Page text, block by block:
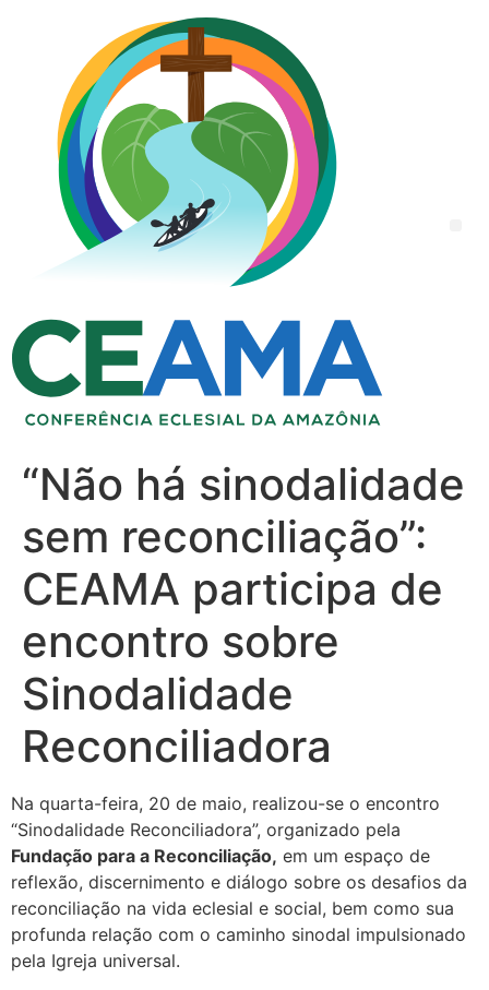
“Não há sinodalidade
sem reconciliação”:
CEAMA participa de
encontro sobre
Sinodalidade
Reconciliadora
Na quarta-feira, 20 de maio, realizou-se o encontro
“Sinodalidade Reconciliadora”, organizado pela
Fundação para a Reconciliação, em um espaço de
reflexão, discernimento e diálogo sobre os desafios da
reconciliação na vida eclesial e social, bem como sua
profunda relação com o caminho sinodal impulsionado
pela Igreja universal.